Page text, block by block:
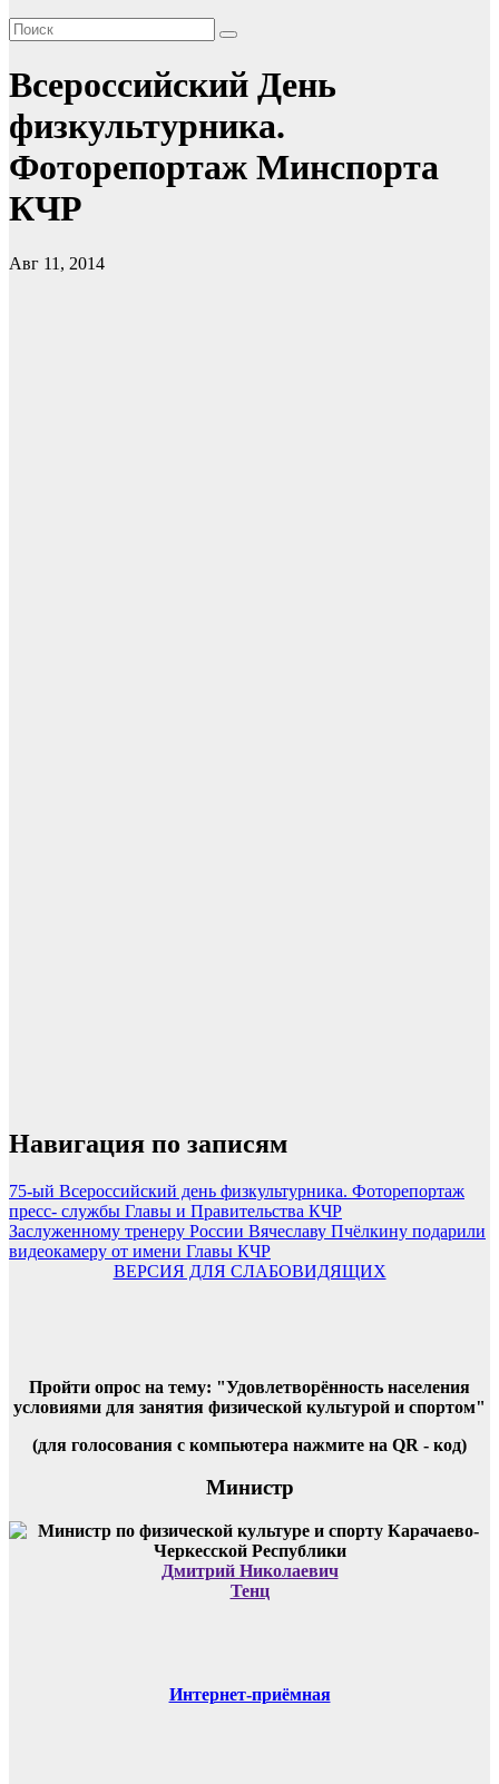
Всероссийский День
физкультурника.
Фоторепортаж Минспорта
КЧР
Авг 11, 2014
Навигация по записям
75-ый Всероссийский день физкультурника. Фоторепортаж
пресс- службы Главы и Правительства КЧР
Заслуженному тренеру России Вячеславу Пчёлкину подарили
видеокамеру от имени Главы КЧР
ВЕРСИЯ ДЛЯ СЛАБОВИДЯЩИХ
Пройти опрос на тему: "Удовлетворённость населения
условиями для занятия физической культурой и спортом"
(для голосования с компьютера нажмите на QR - код)
Министр
Дмитрий Николаевич
Тенц
Интернет-приёмная